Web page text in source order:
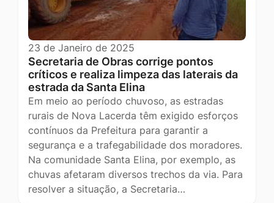
23 de Janeiro de 2025
Secretaria de Obras corrige pontos
críticos e realiza limpeza das laterais da
estrada da Santa Elina
Em meio ao período chuvoso, as estradas
rurais de Nova Lacerda têm exigido esforços
contínuos da Prefeitura para garantir a
segurança e a trafegabilidade dos moradores.
Na comunidade Santa Elina, por exemplo, as
chuvas afetaram diversos trechos da via. Para
resolver a situação, a Secretaria…